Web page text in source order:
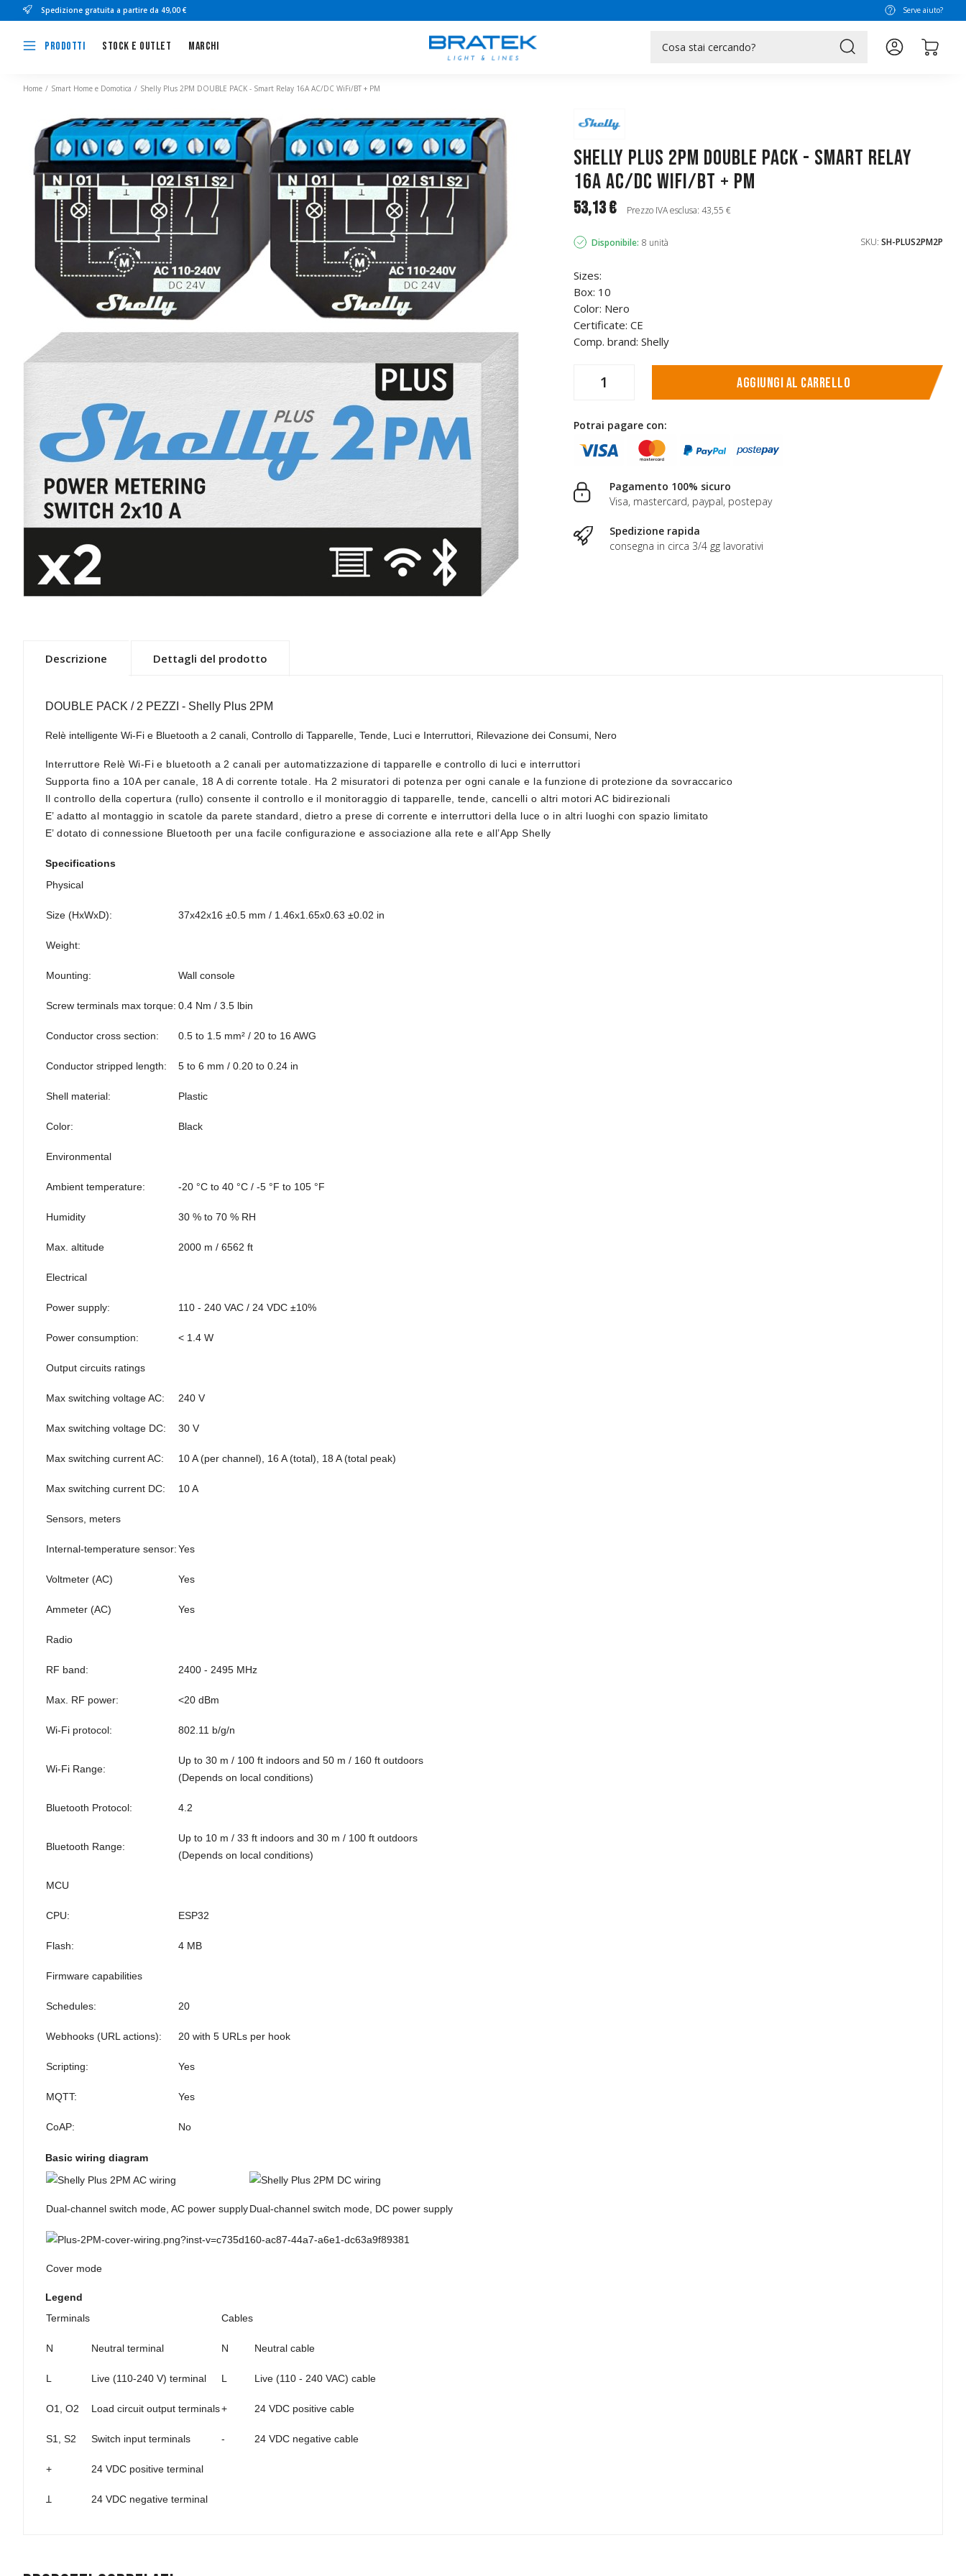
Spedizione gratuita a partire da 49,00 € Serve aiuto?
Prodotti Stock e outlet Marchi search
Home Smart Home e Domotica Shelly Plus 2PM DOUBLE PACK - Smart Relay 16A AC/DC WiFi/BT + PM
Shelly Plus 2PM DOUBLE PACK - Smart Relay
16A AC/DC WiFi/BT + PM
53,13 € Prezzo IVA esclusa: 43,55 €
Disponibile: 8 unità SKU: SH-PLUS2PM2P
Sizes:
Box: 10
Color: Nero
Certificate: CE
Comp. brand: Shelly
Aggiungi al carrello
Potrai pagare con:
Pagamento 100% sicuro
Visa, mastercard, paypal, postepay
Spedizione rapida
consegna in circa 3/4 gg lavorativi
Descrizione Dettagli del prodotto
DOUBLE PACK / 2 PEZZI - Shelly Plus 2PM
Relè intelligente Wi-Fi e Bluetooth a 2 canali, Controllo di Tapparelle, Tende, Luci e Interruttori, Rilevazione dei Consumi, Nero
Interruttore Relè Wi-Fi e bluetooth a 2 canali per automatizzazione di tapparelle e controllo di luci e interruttori
Supporta fino a 10A per canale, 18 A di corrente totale. Ha 2 misuratori di potenza per ogni canale e la funzione di protezione da sovraccarico
Il controllo della copertura (rullo) consente il controllo e il monitoraggio di tapparelle, tende, cancelli o altri motori AC bidirezionali
E’ adatto al montaggio in scatole da parete standard, dietro a prese di corrente e interruttori della luce o in altri luoghi con spazio limitato
E’ dotato di connessione Bluetooth per una facile configurazione e associazione alla rete e all’App Shelly
Specifications
Physical
Size (HxWxD): 37x42x16 ±0.5 mm / 1.46x1.65x0.63 ±0.02 in
Weight:
Mounting: Wall console
Screw terminals max torque: 0.4 Nm / 3.5 lbin
Conductor cross section: 0.5 to 1.5 mm² / 20 to 16 AWG
Conductor stripped length: 5 to 6 mm / 0.20 to 0.24 in
Shell material: Plastic
Color: Black
Environmental
Ambient temperature: -20 °C to 40 °C / -5 °F to 105 °F
Humidity 30 % to 70 % RH
Max. altitude 2000 m / 6562 ft
Electrical
Power supply: 110 - 240 VAC / 24 VDC ±10%
Power consumption: < 1.4 W
Output circuits ratings
Max switching voltage AC: 240 V
Max switching voltage DC: 30 V
Max switching current AC: 10 A (per channel), 16 A (total), 18 A (total peak)
Max switching current DC: 10 A
Sensors, meters
Internal-temperature sensor:Yes
Voltmeter (AC) Yes
Ammeter (AC) Yes
Radio
RF band: 2400 - 2495 MHz
Max. RF power: <20 dBm
Wi-Fi protocol: 802.11 b/g/n
Wi-Fi Range:
Up to 30 m / 100 ft indoors and 50 m / 160 ft outdoors
(Depends on local conditions)
Bluetooth Protocol: 4.2
Bluetooth Range:
Up to 10 m / 33 ft indoors and 30 m / 100 ft outdoors
(Depends on local conditions)
MCU
CPU: ESP32
Flash: 4 MB
Firmware capabilities
Schedules: 20
Webhooks (URL actions): 20 with 5 URLs per hook
Scripting: Yes
MQTT: Yes
CoAP: No
Basic wiring diagram
Dual-channel switch mode, AC power supplyDual-channel switch mode, DC power supply
Cover mode
Legend
Terminals
Cables
N Neutral terminal N Neutral cable
L Live (110-240 V) terminal L Live (110 - 240 VAC) cable
O1, O2 Load circuit output terminals+ 24 VDC positive cable
S1, S2 Switch input terminals - 24 VDC negative cable
+ 24 VDC positive terminal
Ʇ 24 VDC negative terminal